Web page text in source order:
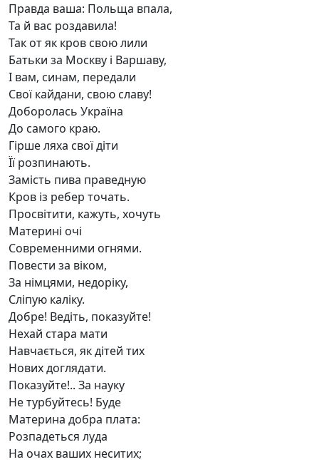
Правда ваша: Польща впала,
Та й вас роздавила!
Так от як кров свою лили
Батьки за Москву і Варшаву,
І вам, синам, передали
Свої кайдани, свою славу!
Доборолась Україна
До самого краю.
Гірше ляха свої діти
Її розпинають.
Замість пива праведную
Кров із ребер точать.
Просвітити, кажуть, хочуть
Материні очі
Современними огнями.
Повести за віком,
За німцями, недоріку,
Сліпую каліку.
Добре! Ведіть, показуйте!
Нехай стара мати
Навчається, як дітей тих
Нових доглядати.
Показуйте!.. За науку
Не турбуйтесь! Буде
Материна добра плата:
Розпадеться луда
На очах ваших неситих;